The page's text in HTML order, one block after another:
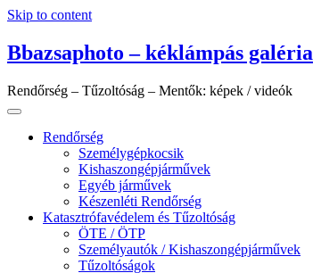
Skip to content
Bbazsaphoto – kéklámpás galéria
Rendőrség – Tűzoltóság – Mentők: képek / videók
Rendőrség
Személygépkocsik
Kishaszongépjárművek
Egyéb járművek
Készenléti Rendőrség
Katasztrófavédelem és Tűzoltóság
ÖTE / ÖTP
Személyautók / Kishaszongépjárművek
Tűzoltóságok